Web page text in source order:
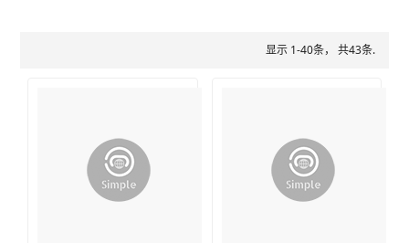
显示 1-40条， 共43条.